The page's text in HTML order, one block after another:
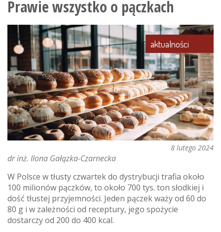
Prawie wszystko o pączkach
aktualności
8 lutego 2024
dr inż. Ilona Gałązka-Czarnecka
W Polsce w tłusty czwartek do dystrybucji trafia około
100 milionów pączków, to około 700 tys. ton słodkiej i
dość tłustej przyjemności. Jeden pączek waży od 60 do
80 g i w zależności od receptury, jego spożycie
dostarczy od 200 do 400 kcal.